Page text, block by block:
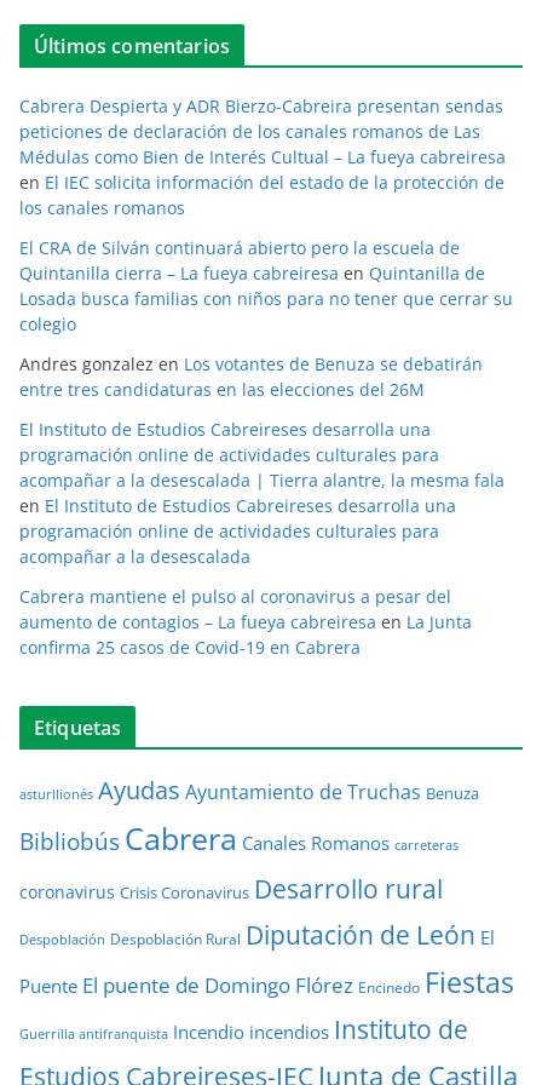
Últimos comentarios
Cabrera Despierta y ADR Bierzo-Cabreira presentan sendas
peticiones de declaración de los canales romanos de Las
Médulas como Bien de Interés Cultual – La fueya cabreiresa
en El IEC solicita información del estado de la protección de
los canales romanos
El CRA de Silván continuará abierto pero la escuela de
Quintanilla cierra – La fueya cabreiresa en Quintanilla de
Losada busca familias con niños para no tener que cerrar su
colegio
Andres gonzalez en Los votantes de Benuza se debatirán
entre tres candidaturas en las elecciones del 26M
El Instituto de Estudios Cabreireses desarrolla una
programación online de actividades culturales para
acompañar a la desescalada | Tierra alantre, la mesma fala
en El Instituto de Estudios Cabreireses desarrolla una
programación online de actividades culturales para
acompañar a la desescalada
Cabrera mantiene el pulso al coronavirus a pesar del
aumento de contagios – La fueya cabreiresa en La Junta
confirma 25 casos de Covid-19 en Cabrera
Etiquetas
asturllionés Ayudas Ayuntamiento de Truchas Benuza
BibliobúsCabrera Canales Romanos carreteras
coronavirus Crisis Coronavirus Desarrollo rural
Despoblación Despoblación Rural Diputación de León El
Puente El puente de Domingo Flórez Encinedo Fiestas
Guerrilla antifranquista Incendio incendios Instituto de
Estudios Cabreireses-IEC Junta de Castilla